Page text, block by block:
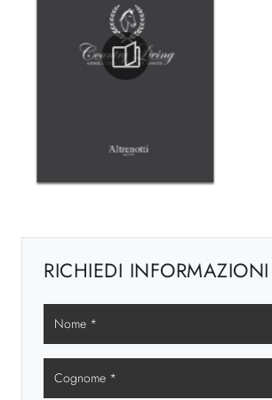
RICHIEDI INFORMAZIONI